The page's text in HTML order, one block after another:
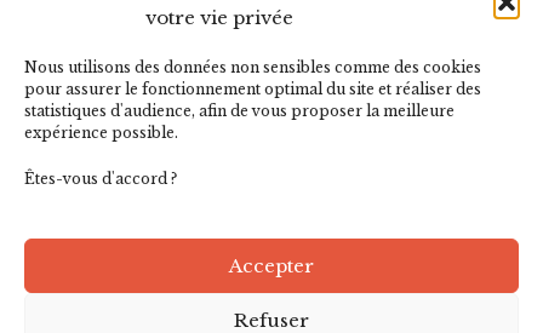
votre vie privée
Nous utilisons des données non sensibles comme des cookies
pour assurer le fonctionnement optimal du site et réaliser des
statistiques d'audience, afin de vous proposer la meilleure
expérience possible.
Êtes-vous d'accord ?
Accepter
Refuser
MEILLEURES VENTES
LITTERATURA Nº14
12.00